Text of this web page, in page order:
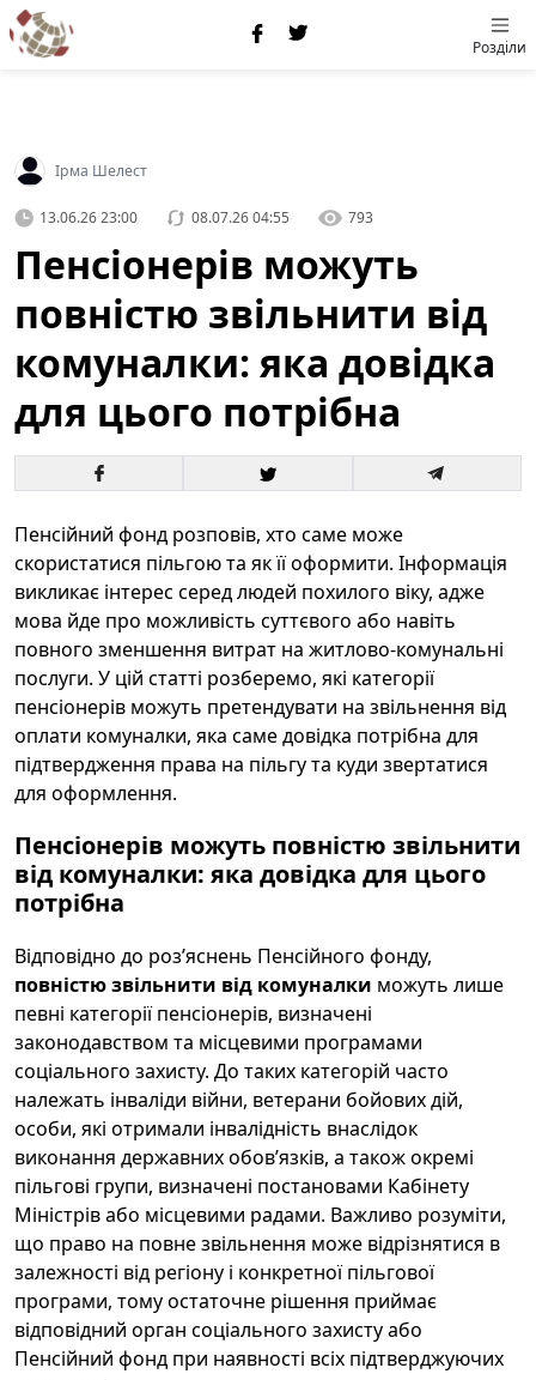
Розділи
Ірма Шелест
13.06.26 23:00 08.07.26 04:55 793
Пенсіонерів можуть
повністю звільнити від
комуналки: яка довідка
для цього потрібна
Пенсійний фонд розповів, хто саме може
скористатися пільгою та як її оформити. Інформація
викликає інтерес серед людей похилого віку, адже
мова йде про можливість суттєвого або навіть
повного зменшення витрат на житлово-комунальні
послуги. У цій статті розберемо, які категорії
пенсіонерів можуть претендувати на звільнення від
оплати комуналки, яка саме довідка потрібна для
підтвердження права на пільгу та куди звертатися
для оформлення.
Пенсіонерів можуть повністю звільнити
від комуналки: яка довідка для цього
потрібна
Відповідно до роз’яснень Пенсійного фонду,
повністю звільнити від комуналки можуть лише
певні категорії пенсіонерів, визначені
законодавством та місцевими програмами
соціального захисту. До таких категорій часто
належать інваліди війни, ветерани бойових дій,
особи, які отримали інвалідність внаслідок
виконання державних обов’язків, а також окремі
пільгові групи, визначені постановами Кабінету
Міністрів або місцевими радами. Важливо розуміти,
що право на повне звільнення може відрізнятися в
залежності від регіону і конкретної пільгової
програми, тому остаточне рішення приймає
відповідний орган соціального захисту або
Пенсійний фонд при наявності всіх підтверджуючих